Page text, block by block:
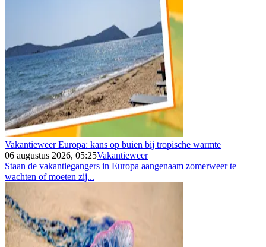
Vakantieweer Europa: kans op buien bij tropische warmte
06 augustus 2026, 05:25Vakantieweer
Staan de vakantiegangers in Europa aangenaam zomerweer te
wachten of moeten zij...